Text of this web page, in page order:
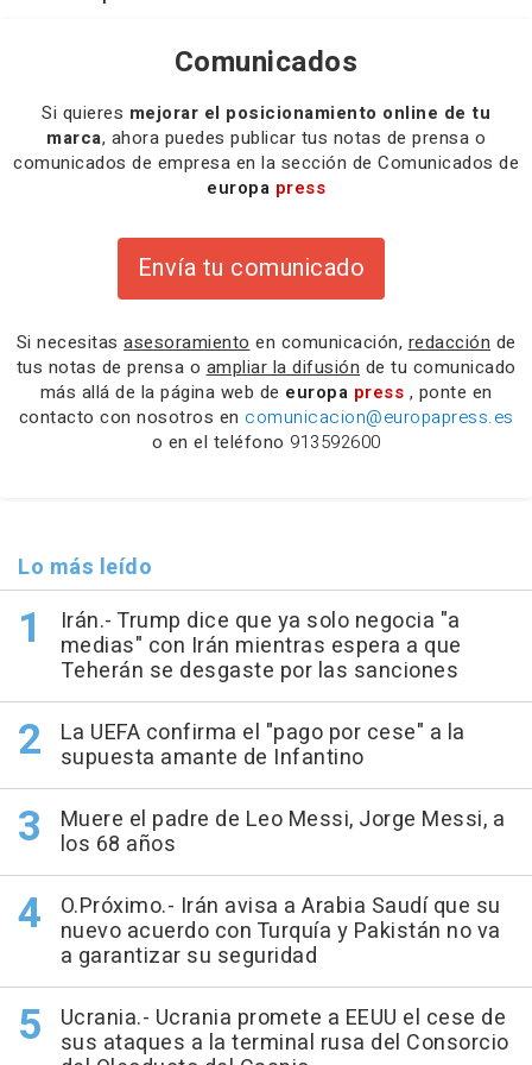
Comunicados
Si quieres mejorar el posicionamiento online de tu
marca, ahora puedes publicar tus notas de prensa o
comunicados de empresa en la sección de Comunicados de
europa press
Envía tu comunicado
Si necesitas asesoramiento en comunicación, redacción de
tus notas de prensa o ampliar la difusión de tu comunicado
más allá de la página web de europa press , ponte en
contacto con nosotros en comunicacion@europapress.es
o en el teléfono 913592600
Lo más leído
Irán.- Trump dice que ya solo negocia "a
medias" con Irán mientras espera a que
Teherán se desgaste por las sanciones
La UEFA confirma el "pago por cese" a la
supuesta amante de Infantino
Muere el padre de Leo Messi, Jorge Messi, a
los 68 años
O.Próximo.- Irán avisa a Arabia Saudí que su
nuevo acuerdo con Turquía y Pakistán no va
a garantizar su seguridad
Ucrania.- Ucrania promete a EEUU el cese de
sus ataques a la terminal rusa del Consorcio